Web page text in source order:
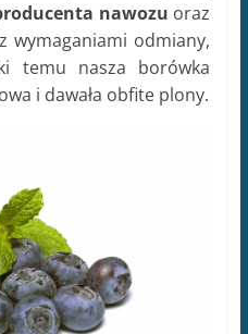
nawozu oraz
wymaganiami odmiany,
temu nasza borówka
i dawała obfite plony.